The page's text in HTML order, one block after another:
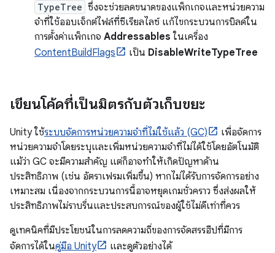
TypeTree ซึ่งจะช่วยลดขนาดของแพ็กเกจและหน่วยความ
จำที่ใช้ออบเจ็กต์ไฟล์ที่ซีเรียลไลซ์ แก้ไขกระบวนการบิลด์ใน
การตั้งค่าแพ็กเกจ Addressables ในเครื่อง
ContentBuildFlags
เป็น DisableWriteTypeTree
เขียนโค้ดที่เป็นมิตรกับตัวเก็บขยะ
Unity ใช้ระบบจัดการหน่วยความจำที่ไม่ใช้แล้ว (GC)
เพื่อจัดการ
หน่วยความจำโดยระบุและเพิ่มหน่วยความจำที่ไม่ได้ใช้โดยอัตโนมัติ
แม้ว่า GC จะมีความสำคัญ แต่ก็อาจทำให้เกิดปัญหาด้าน
ประสิทธิภาพ (เช่น อัตราเฟรมเพิ่มขึ้น) หากไม่ได้รับการจัดการอย่าง
เหมาะสม เนื่องจากกระบวนการนี้อาจหยุดเกมชั่วคราว ซึ่งส่งผลให้
ประสิทธิภาพไม่ราบรื่นและประสบการณ์ของผู้ใช้ไม่ดีเท่าที่ควร
ดูเทคนิคที่มีประโยชน์ในการลดความถี่ของการจัดสรรฮีปที่มีการ
จัดการได้ในคู่มือ Unity
และดูตัวอย่างได้